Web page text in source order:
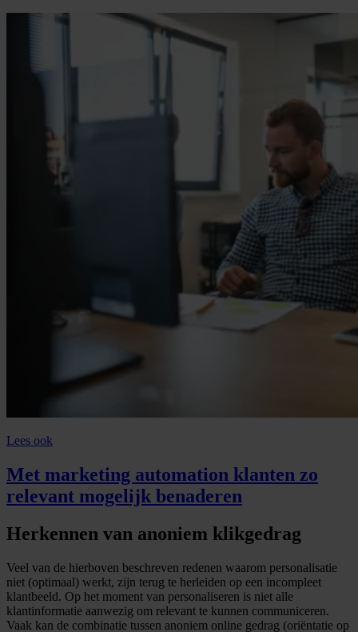
Lees ook
Met marketing automation klanten zo
relevant mogelijk benaderen
Herkennen van anoniem klikgedrag
Veel van de hierboven beschreven redenen waarom personalisatie
niet (optimaal) werkt, zijn terug te herleiden op een incompleet
klantbeeld. Op het moment van personaliseren is niet alle
klantinformatie aanwezig om relevant te kunnen communiceren.
Vaak kan de combinatie tussen anoniem online gedrag (oriëntatie op